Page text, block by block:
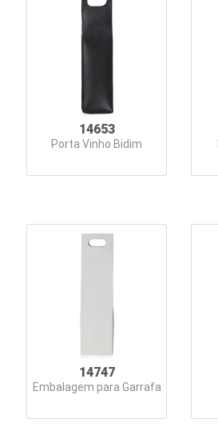
14653
Porta Vinho Bidim
14747
Embalagem para Garrafa